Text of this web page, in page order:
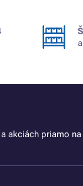
akciách priamo